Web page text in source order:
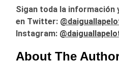
Sigan toda la información
en Twitter:
Instagram:
About The